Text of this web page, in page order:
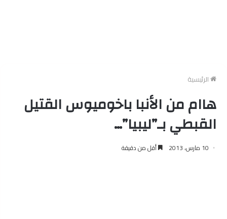
الرئيسية
هاام من الأنبا باخوميوس القتيل
القبطي بـ”ليبيا”…
10 مارس، 2013 أقل من دقيقة